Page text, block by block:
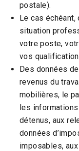
postale).
Le cas
situation
votre poste,
vos
Des données
revenus du
mobilières, le
les
détenus, aux
données
imposables,